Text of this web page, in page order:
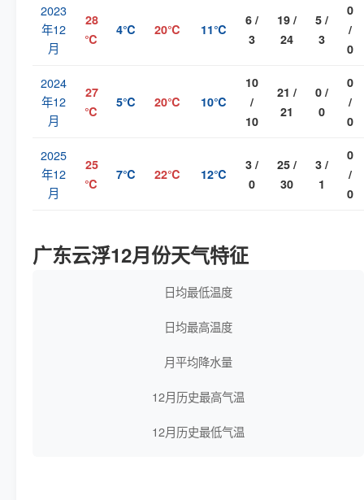
2023
年12
月
28
℃
4℃ 20℃ 11℃
6 /
3
19 /
24
5 /
3
0
/
0
2024
年12
月
27
℃
5℃ 20℃ 10℃
10
/
10
21 /
21
0 /
0
0
/
0
2025
年12
月
25
℃
7℃ 22℃ 12℃
3 /
0
25 /
30
3 /
1
0
/
0
广东云浮12月份天气特征
日均最低温度
日均最高温度
月平均降水量
12月历史最高气温
12月历史最低气温